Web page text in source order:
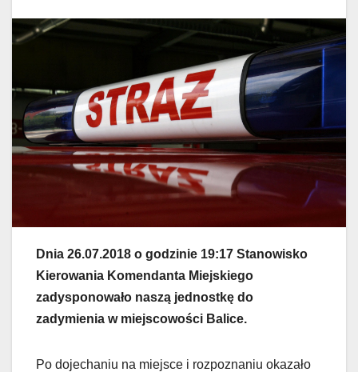
Dnia 26.07.2018 o godzinie 19:17 Stanowisko
Kierowania Komendanta Miejskiego
zadysponowało naszą jednostkę do
zadymienia w miejscowości Balice.
Po dojechaniu na miejsce i rozpoznaniu okazało